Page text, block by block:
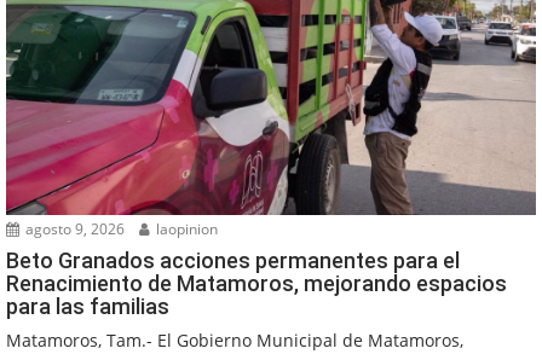
agosto 9, 2026 laopinion
Beto Granados acciones permanentes para el
Renacimiento de Matamoros, mejorando espacios
para las familias
Matamoros, Tam.- El Gobierno Municipal de Matamoros,